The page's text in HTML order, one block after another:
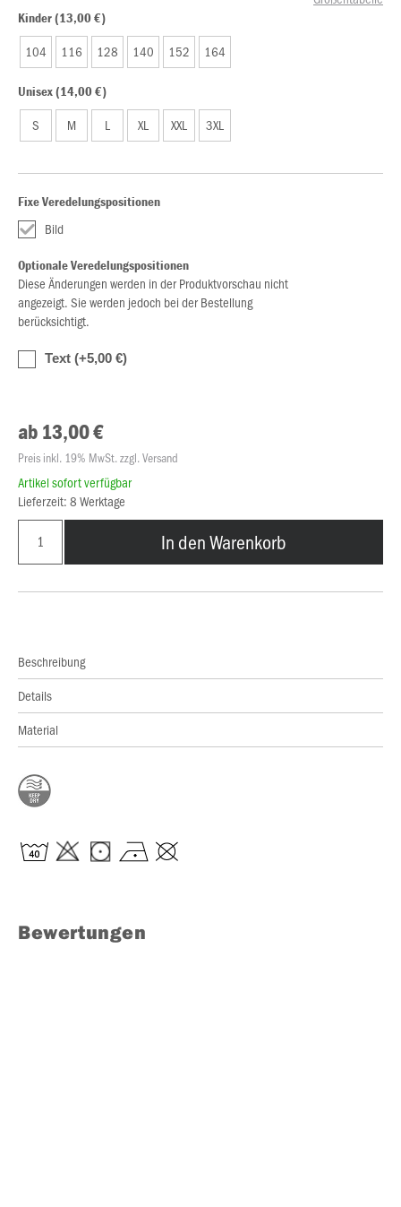
Kinder (13,00 €)
104 116 128 140 152 164
Unisex (14,00 €)
S M L XL XXL 3XL
Fixe Veredelungspositionen
Bild
Optionale Veredelungspositionen
Diese Änderungen werden in der Produktvorschau nicht
angezeigt. Sie werden jedoch bei der Bestellung
berücksichtigt.
Text (+5,00 €)
ab 13,00 €
Preis inkl. 19% MwSt. zzgl. Versand
Artikel sofort verfügbar
Lieferzeit: 8 Werktage
In den Warenkorb
Beschreibung
Details
Material
Bewertungen